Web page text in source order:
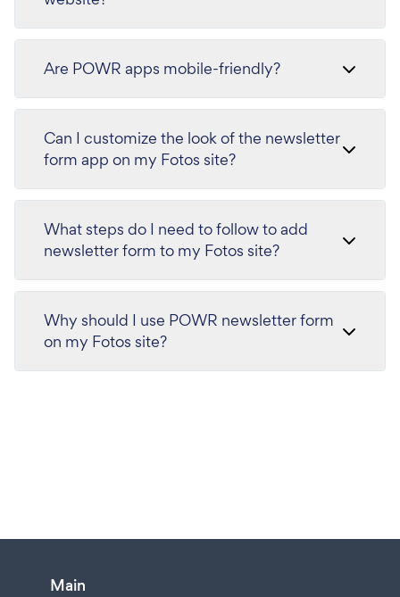
Are POWR apps mobile-friendly?
Can I customize the look of the newsletter
form app on my Fotos site?
What steps do I need to follow to add
newsletter form to my Fotos site?
Why should I use POWR newsletter form
on my Fotos site?
Main